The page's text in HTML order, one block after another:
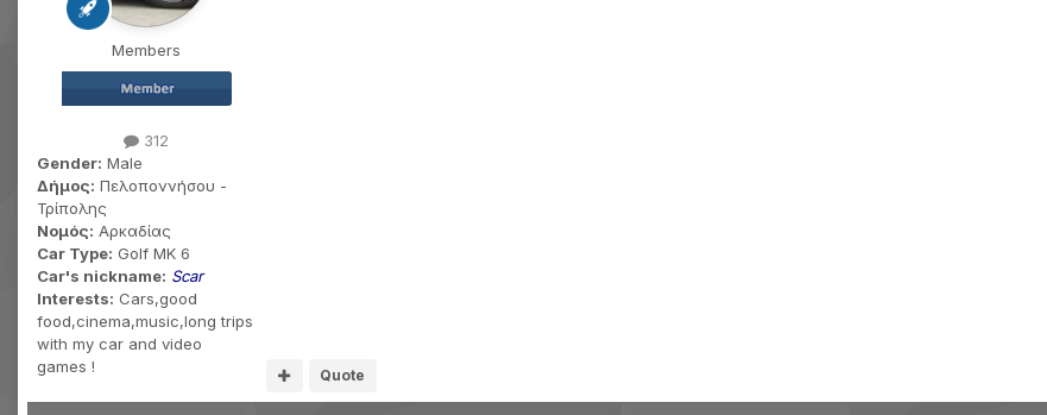
Members
312
Gender: Male
Δήμος: Πελοποννήσου -
Τρίπολης
Νομός: Αρκαδίας
Car Type: Golf MK 6
Car's nickname: Scar
Interests: Cars,good
food,cinema,music,long trips
with my car and video
games !
Quote